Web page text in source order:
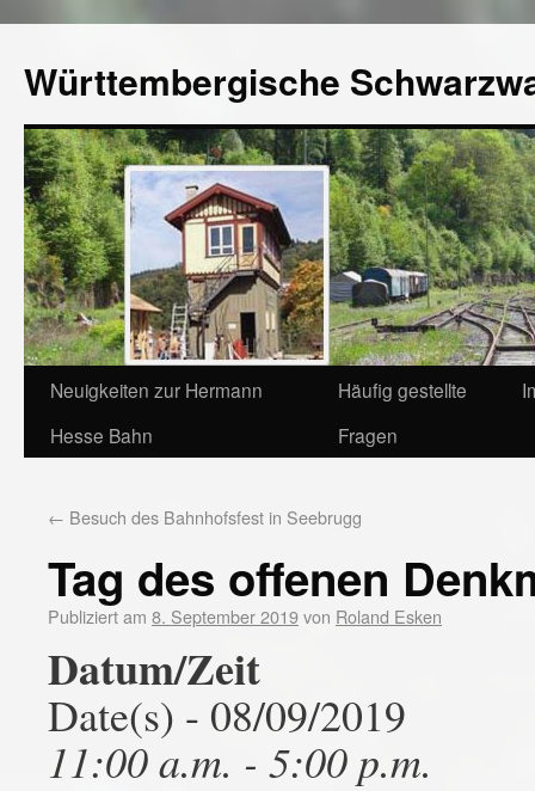
Württembergische
Neuigkeiten zur Hermann
Hesse Bahn
Häufig gestellte
Fragen
← Besuch des Bahnhofsfest in Seebrugg
Tag des offenen
Publiziert am 8. September 2019von Roland Esken
Datum/Zeit
Date(s) - 08/09/2019
11:00 a.m. - 5:00 p.m.